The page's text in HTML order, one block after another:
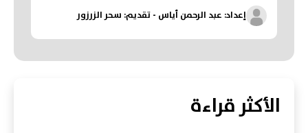
إعداد: عبد الرحمن أياس - تقديم: سحر الزرزور
الأكثر قراءة